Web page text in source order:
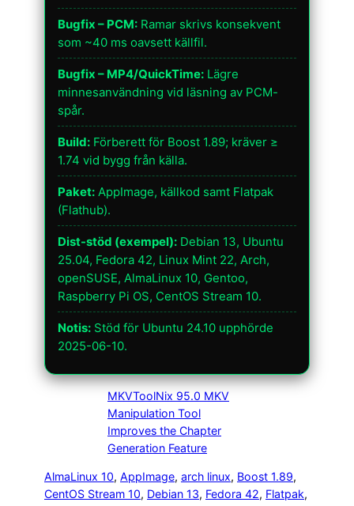
Bugfix – PCM: Ramar skrivs konsekvent
som ~40 ms oavsett källfil.
Bugfix – MP4/QuickTime: Lägre
minnesanvändning vid läsning av PCM-
spår.
Build: Förberett för Boost 1.89; kräver ≥
1.74 vid bygg från källa.
Paket: AppImage, källkod samt Flatpak
(Flathub).
Dist-stöd (exempel): Debian 13, Ubuntu
25.04, Fedora 42, Linux Mint 22, Arch,
openSUSE, AlmaLinux 10, Gentoo,
Raspberry Pi OS, CentOS Stream 10.
Notis: Stöd för Ubuntu 24.10 upphörde
2025-06-10.
MKVToolNix 95.0 MKV
Manipulation Tool
Improves the Chapter
Generation Feature
AlmaLinux 10, AppImage, arch linux, Boost 1.89
CentOS Stream 10, Debian 13, Fedora 42, Flatpak